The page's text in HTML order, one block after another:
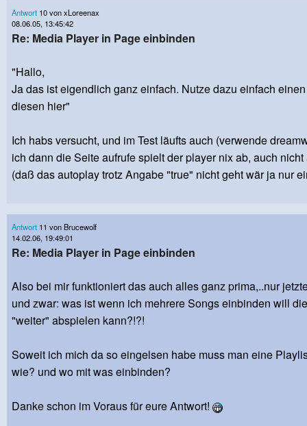
Antwort 10 von xLoreenax
08.06.05, 13:45:42
Re: Media Player in Page einbinden
"Hallo,
Ja das ist eigendlich ganz einfach. Nutze dazu einfach
diesen hier"
Ich habs versucht, und im Test läufts auch (verwende
ich dann die Seite aufrufe spielt der player nix ab, auch
(daß das autoplay trotz Angabe "true" nicht geht wär ja nur
Antwort 11 von Brucewolf
14.02.06, 19:49:01
Re: Media Player in Page einbinden
Also bei mir funktioniert das auch alles ganz prima,..nur
und zwar: was ist wenn ich mehrere Songs einbinden will
"weiter" abspielen kann?!?!
Soweit ich mich da so eingelsen habe muss man eine
wie? und wo mit was einbinden?
Danke schon im Voraus für eure Antwort!